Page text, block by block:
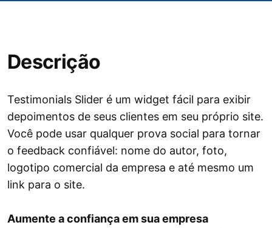
Descrição
Testimonials Slider é um widget fácil para exibir
depoimentos de seus clientes em seu próprio site.
Você pode usar qualquer prova social para tornar
o feedback confiável: nome do autor, foto,
logotipo comercial da empresa e até mesmo um
link para o site.
Aumente a confiança em sua empresa